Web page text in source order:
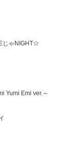
じゃNIGHT☆
Yumi Emi ver.～